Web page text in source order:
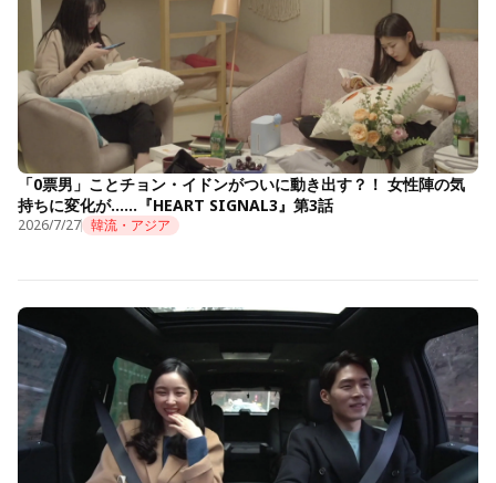
「0票男」ことチョン・イドンがついに動き出す？！ 女性陣の気
持ちに変化が……『HEART SIGNAL3』第3話
2026/7/27 韓流・アジア